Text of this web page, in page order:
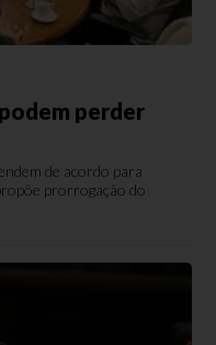
perder
de acordo para
prorrogação do